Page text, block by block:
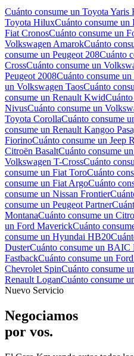
Cuánto consume un Toyota Yaris
Toyota HiluxCuánto consume un
Fiat CronosCuánto consume un
Volkswagen AmarokCuánto
consume un Peugeot 208Cuánto
CrossCuánto consume un
Peugeot 2008Cuánto consume un
un Volkswagen TaosCuánto
consume un Renault Kwid
NivusCuánto consume un
Toyota CorollaCuánto consume
consume un Renault Kangoo
FiorinoCuánto consume un Jeep
Citroën BasaltCuánto consume un
Volkswagen T-CrossCuánto
consume un Fiat ToroCuánto
consume un Fiat ArgoCuánto
consume un Nissan Frontier
consume un Peugeot Partner
MontanaCuánto consume un
un Ford MaverickCuánto
consume un Hyundai HB20
DusterCuánto consume un BAIC
FastbackCuánto consume un
Chevrolet SpinCuánto consume
Renault LoganCuánto consume
Nuevo Servicio
Negociamos
por vos.